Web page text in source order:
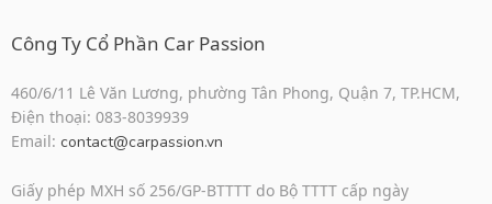
Công Ty Cổ Phần Car Passion
460/6/11 Lê Văn Lương, phường Tân Phong, Quận 7, TP.HCM,
Điện thoại: 083-8039939
Email: contact@carpassion.vn
Giấy phép MXH số 256/GP-BTTTT do Bộ TTTT cấp ngày